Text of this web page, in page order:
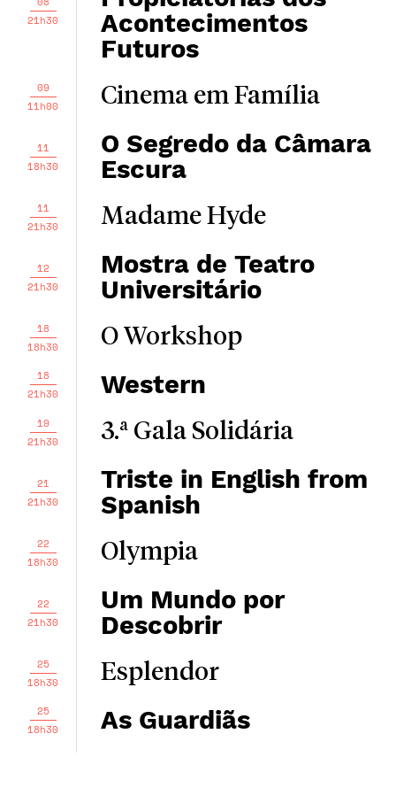
21h30
Acontecimentos
Futuros
09
11h00
Cinema em Família
11
18h30
O Segredo da Câmara
Escura
11
21h30
Madame Hyde
12
21h30
Mostra de Teatro
Universitário
18
18h30
O Workshop
18
21h30
Western
19
21h30
3.ª Gala Solidária
21
21h30
Triste in English from
Spanish
22
18h30
Olympia
22
21h30
Um Mundo por
Descobrir
25
18h30
Esplendor
25
18h30
As Guardiãs